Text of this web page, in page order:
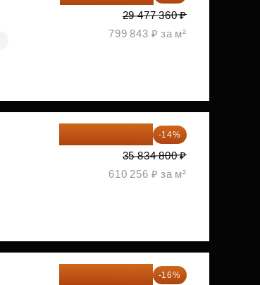
29 477 360 ₽
799 843 ₽ за м²
-14%
35 834 800 ₽
610 256 ₽ за м²
-16%